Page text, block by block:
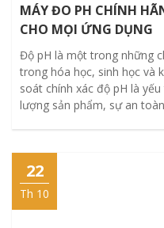
MÁY ĐO PH CHÍNH
CHO MỌI ỨNG DỤNG
Độ pH là một trong những
trong hóa học, sinh học và
soát chính xác độ pH là
lượng sản phẩm, sự an
một cách nhanh chóng và
22
Th 10